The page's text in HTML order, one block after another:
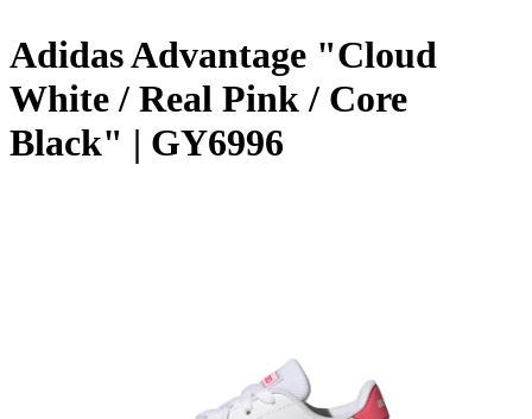
AdidasAdvantage "Cloud
White / Real Pink / Core
Black" | GY6996